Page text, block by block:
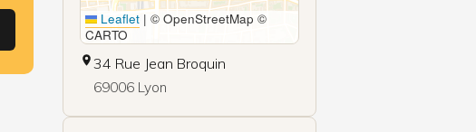
Leaflet | © OpenStreetMap ©
CARTO
34 Rue Jean Broquin
69006 Lyon